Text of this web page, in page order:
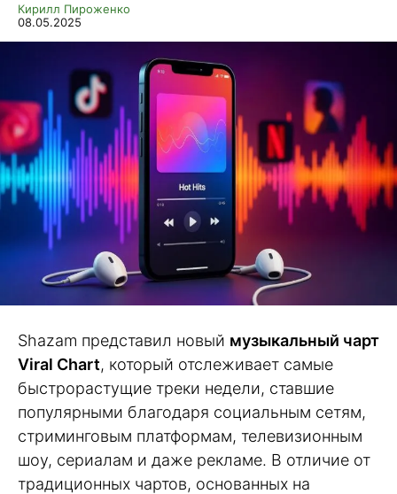
Кирилл Пироженко
08.05.2025
Shazam представил новый музыкальный чарт
Viral Chart, который отслеживает самые
быстрорастущие треки недели, ставшие
популярными благодаря социальным сетям,
стриминговым платформам, телевизионным
шоу, сериалам и даже рекламе. В отличие от
традиционных чартов, основанных на